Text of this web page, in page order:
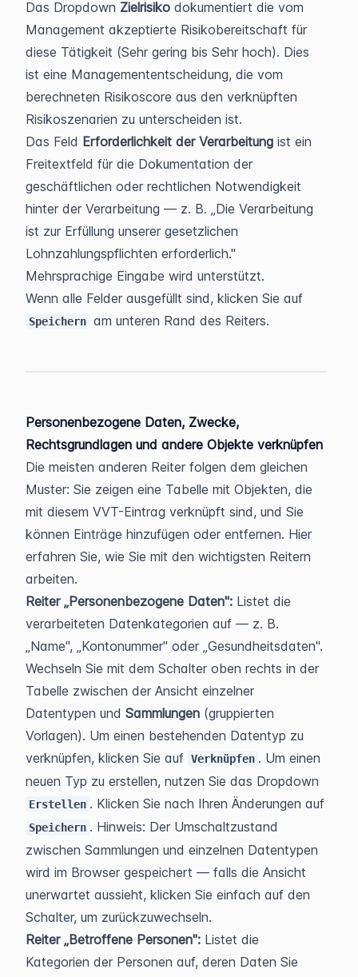
Das Dropdown Zielrisiko dokumentiert die vom
Management akzeptierte Risikobereitschaft für
diese Tätigkeit (Sehr gering bis Sehr hoch). Dies
ist eine Managemententscheidung, die vom
berechneten Risikoscore aus den verknüpften
Risikoszenarien zu unterscheiden ist.
Das Feld Erforderlichkeit der Verarbeitung ist ein
Freitextfeld für die Dokumentation der
geschäftlichen oder rechtlichen Notwendigkeit
hinter der Verarbeitung — z. B. „Die Verarbeitung
ist zur Erfüllung unserer gesetzlichen
Lohnzahlungspflichten erforderlich."
Mehrsprachige Eingabe wird unterstützt.
Speichern am unteren Rand des Reiters.
Personenbezogene Daten, Zwecke,
Rechtsgrundlagen und andere Objekte verknüpfen
Die meisten anderen Reiter folgen dem gleichen
Muster: Sie zeigen eine Tabelle mit Objekten, die
mit diesem VVT-Eintrag verknüpft sind, und Sie
können Einträge hinzufügen oder entfernen. Hier
erfahren Sie, wie Sie mit den wichtigsten Reitern
arbeiten.
Reiter „Personenbezogene Daten": Listet die
verarbeiteten Datenkategorien auf — z. B.
„Name", „Kontonummer" oder „Gesundheitsdaten".
Wechseln Sie mit dem Schalter oben rechts in der
Tabelle zwischen der Ansicht einzelner
Datentypen und Sammlungen (gruppierten
Vorlagen). Um einen bestehenden Datentyp zu
verknüpfen, klicken Sie auf Verknüpfen . Um einen
Erstellen
Speichern . Hinweis: Der Umschaltzustand
zwischen Sammlungen und einzelnen Datentypen
wird im Browser gespeichert — falls die Ansicht
unerwartet aussieht, klicken Sie einfach auf den
Schalter, um zurückzuwechseln.
Reiter „Betroffene Personen": Listet die
Kategorien der Personen auf, deren Daten Sie